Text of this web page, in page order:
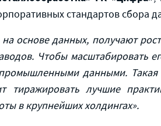
стандартов сбора
основе данных, получают
Чтобы масштабировать
данными. Такая
тиражировать лучшие
в крупнейших холдингах».